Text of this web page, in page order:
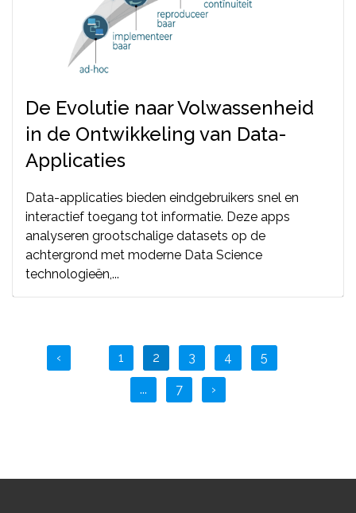
De Evolutie naar Volwassenheid
in de Ontwikkeling van Data-
Applicaties
Data-applicaties bieden eindgebruikers snel en
interactief toegang tot informatie. Deze apps
analyseren grootschalige datasets op de
achtergrond met moderne Data Science
technologieën,...
‹ 1 2 3 4 5
... 7 ›